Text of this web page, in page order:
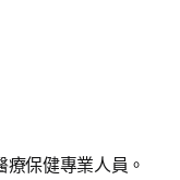
保健專業人員。